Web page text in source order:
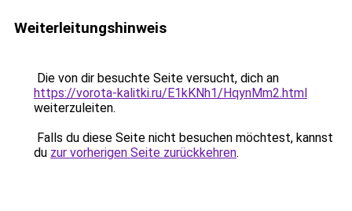
Weiterleitungshinweis
Die von dir besuchte Seite versucht, dich an
https://vorota-kalitki.ru/E1kKNh1/HqynMm2.html
weiterzuleiten.
Falls du diese Seite nicht besuchen möchtest, kannst
du zur vorherigen Seite zurückkehren.